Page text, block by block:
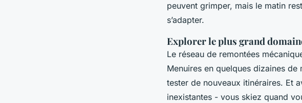
peuvent grimper, mais le matin
s’adapter.
Explorer le plus grand
Le réseau de remontées
Menuires en quelques dizaines de
tester de nouveaux itinéraires. Et
inexistantes - vous skiez quand